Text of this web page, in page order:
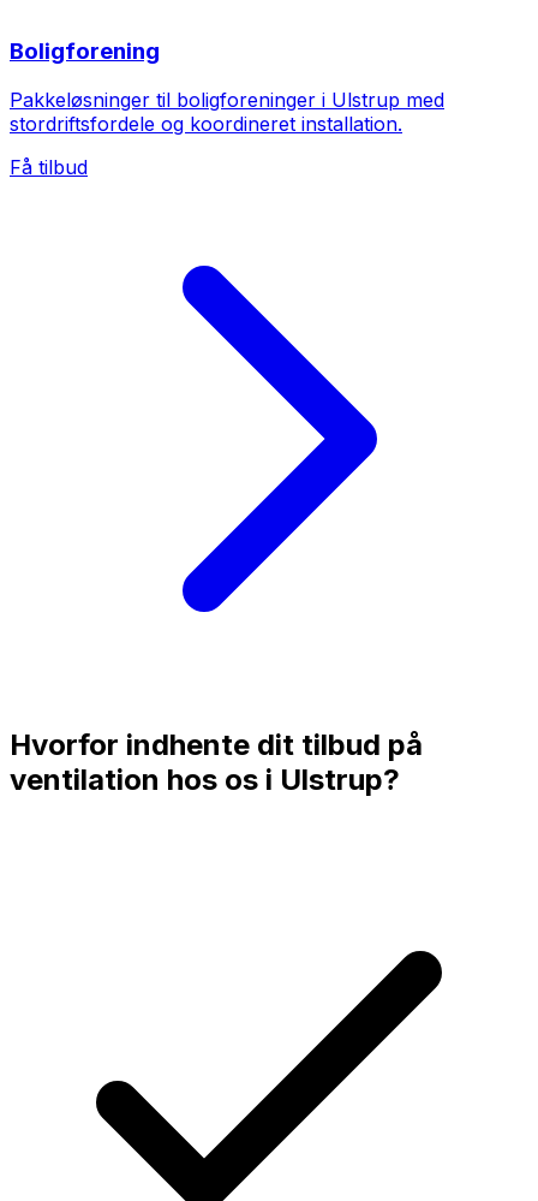
Boligforening
Pakkeløsninger til boligforeninger i Ulstrup med
stordriftsfordele og koordineret installation.
Få tilbud
Hvorfor indhente dit tilbud på
ventilation hos os i Ulstrup?